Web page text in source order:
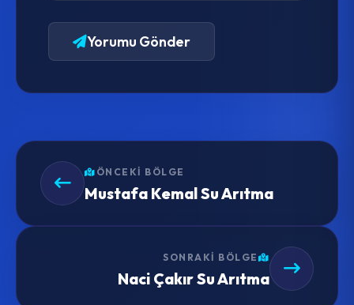
Yorumu Gönder
ÖNCEKI BÖLGE
Mustafa Kemal Su Arıtma
SONRAKI BÖLGE
Naci Çakır Su Arıtma